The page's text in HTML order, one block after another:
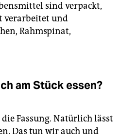
sind verpackt,
verarbeitet und
Rahmspinat,
am Stück essen?
Fassung. Natürlich lässt
Das tun wir auch und